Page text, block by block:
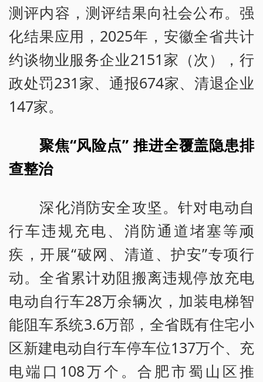
测评内容，测评结果向社会公布。强
化结果应用，2025年，安徽全省共计
约谈物业服务企业2151家（次），行
政处罚231家、通报674家、清退企业
147家。
聚焦“风险点” 推进全覆盖隐患排
查整治
深化消防安全攻坚。针对电动自
行车违规充电、消防通道堵塞等顽
疾，开展“破网、清道、护安”专项行
动。全省累计劝阻搬离违规停放充电
电动自行车28万余辆次，加装电梯智
能阻车系统3.6万部，全省既有住宅小
区新建电动自行车停车位137万个、充
电端口108万个。合肥市蜀山区推